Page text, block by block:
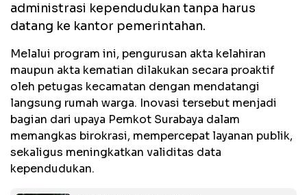
administrasi kependudukan tanpa harus
datang ke kantor pemerintahan.
Melalui program ini, pengurusan akta kelahiran
maupun akta kematian dilakukan secara proaktif
oleh petugas kecamatan dengan mendatangi
langsung rumah warga. Inovasi tersebut menjadi
bagian dari upaya Pemkot Surabaya dalam
memangkas birokrasi, mempercepat layanan publik,
sekaligus meningkatkan validitas data
kependudukan.